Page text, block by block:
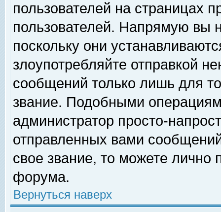
пользователей на страницах
пользователей. Напрямую вы
поскольку они
злоупотребляйте отправкой
сообщений только лишь для
звание. Подобными
администратор просто-
отправленных вами
свое звание, то можете лично
форума.
Вернуться наверх